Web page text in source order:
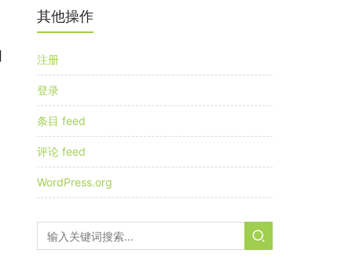
其他操作
注册
登录
条目 feed
评论 feed
WordPress.org